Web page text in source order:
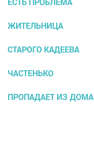
ЖИТЕЛЬНИЦА
СТАРОГО КАДЕЕВА
ЧАСТЕНЬКО
ПРОПАДАЕТ ИЗ ДОМА